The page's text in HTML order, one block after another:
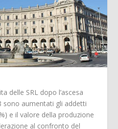
delle SRL dopo l’ascesa
sono aumentati gli addetti
e il valore della produzione
al confronto del